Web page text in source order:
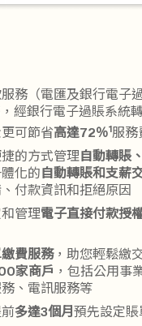
務（電匯及銀行電子
，經銀行電子過賬系統
可節省高達72％1服務
的方式管理 自動轉賬
化的 自動轉賬和支薪
付款資訊和拒絕原因
管理電子直接付款授
費服務，助您輕鬆繳
家商戶 ，包括公用事
、電訊服務等
多達3個月預先設定賬